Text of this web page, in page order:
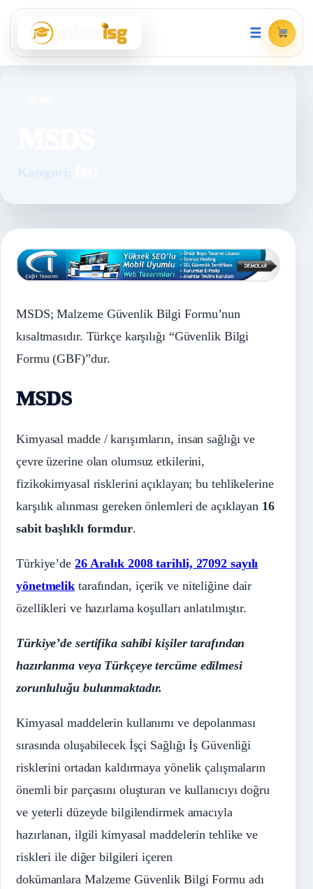
☰
Kategori:
MSDS; Malzeme Güvenlik Bilgi Formu’nun
kısaltmasıdır. Türkçe karşılığı “Güvenlik Bilgi
Formu (GBF)”dur.
MSDS
Kimyasal madde / karışımların, insan sağlığı ve
çevre üzerine olan olumsuz etkilerini,
fizikokimyasal risklerini açıklayan; bu tehlikelerine
karşılık alınması gereken önlemleri de açıklayan 16
sabit başlıklı formdur.
Türkiye’de 26 Aralık 2008 tarihli, 27092 sayılı
yönetmelik tarafından, içerik ve niteliğine dair
özellikleri ve hazırlama koşulları anlatılmıştır.
Türkiye’de sertifika sahibi kişiler tarafından
hazırlanma veya Türkçeye tercüme edilmesi
zorunluluğu bulunmaktadır.
Kimyasal maddelerin kullanımı ve depolanması
sırasında oluşabilecek İşçi Sağlığı İş Güvenliği
risklerini ortadan kaldırmaya yönelik çalışmaların
önemli bir parçasını oluşturan ve kullanıcıyı doğru
ve yeterli düzeyde bilgilendirmek amacıyla
hazırlanan, ilgili kimyasal maddelerin tehlike ve
riskleri ile diğer bilgileri içeren
dokümanlara Malzeme Güvenlik Bilgi Formu adı